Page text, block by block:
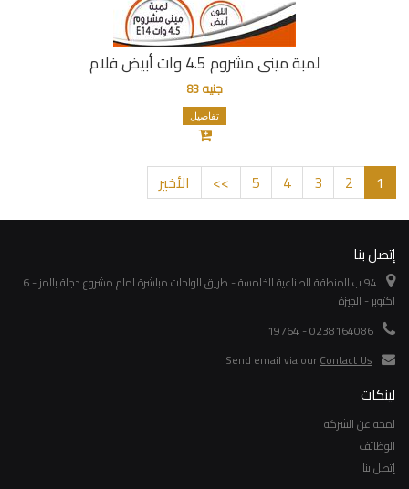
لمبة مينى مشروم 4.5 وات أبيض فلام
جنيه 83
تفاصيل
1
2
3
4
5
>> الأخير
إتصل بنا
94 ب المنطقة الصناعية الخامسة - طريق الواحات مباشرة امام مشروع دجلة بالمز - 6
اكتوبر - الجيزة
0238164086 - 19764
Send email via ourContact Us
لينكات
لمحة عن الشركة
الوظائف
إتصل بنا